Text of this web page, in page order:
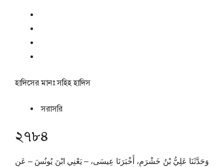
হাদিসের মানঃসহিহ হাদিস
সরাসরি
২৭৮৪
وَحَدَّثَنَا عَلِيُّ بْنُ خَشْرَمٍ، أَخْبَرَنَا عِيسَى، – يَعْنِي ابْنَ يُونُسَ – عَنِ